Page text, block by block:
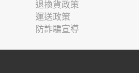
退換貨政策
運送政策
防詐騙宣導